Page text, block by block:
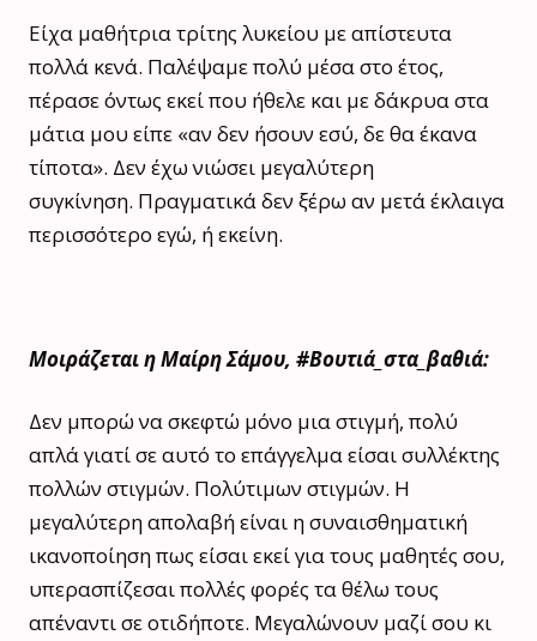
Είχα μαθήτρια τρίτης λυκείου με απίστευτα
πολλά κενά. Παλέψαμε πολύ μέσα στο έτος,
πέρασε όντως εκεί που ήθελε και με δάκρυα στα
μάτια μου είπε «αν δεν ήσουν εσύ, δε θα έκανα
τίποτα». Δεν έχω νιώσει μεγαλύτερη
συγκίνηση. Πραγματικά δεν ξέρω αν μετά έκλαιγα
περισσότερο εγώ, ή εκείνη.
Μοιράζεται η Μαίρη Σάμου, #Βουτιά_στα_βαθιά:
Δεν μπορώ να σκεφτώ μόνο μια στιγμή, πολύ
απλά γιατί σε αυτό το επάγγελμα είσαι συλλέκτης
πολλών στιγμών. Πολύτιμων στιγμών. Η
μεγαλύτερη απολαβή είναι η συναισθηματική
ικανοποίηση πως είσαι εκεί για τους μαθητές σου,
υπερασπίζεσαι πολλές φορές τα θέλω τους
απέναντι σε οτιδήποτε. Μεγαλώνουν μαζί σου κι